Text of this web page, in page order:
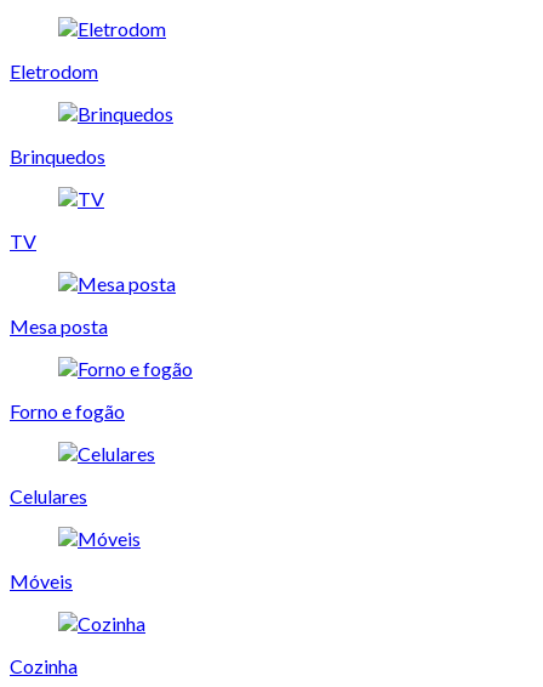
Eletrodom
Brinquedos
TV
Mesa posta
Forno e fogão
Celulares
Móveis
Cozinha